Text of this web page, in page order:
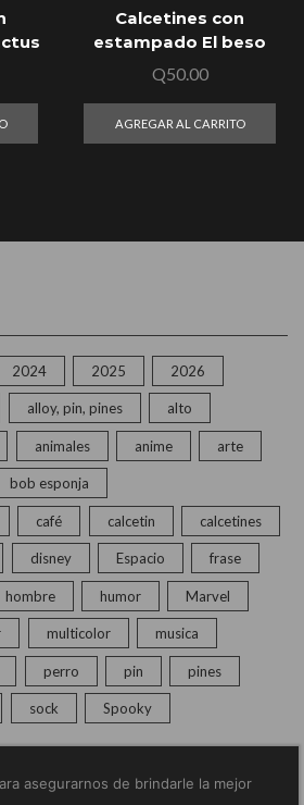
Calcetines con
estampado El beso
Q50.00
AGREGAR AL CARRITO
2024 2025 2026
alloy, pin, pines alto
animales anime arte
bob esponja
café calcetin calcetines
disney Espacio frase
hombre humor Marvel
multicolor musica
perro pin pines
sock Spooky
asegurarnos de brindarle la mejor